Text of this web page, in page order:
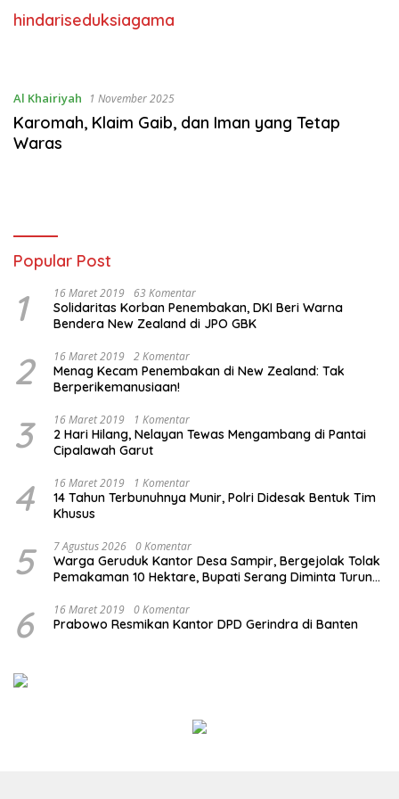
hindariseduksiagama
Al Khairiyah 1 November 2025
Karomah, Klaim Gaib, dan Iman yang Tetap
Waras
Popular Post
1 16 Maret 2019 63 Komentar
Solidaritas Korban Penembakan, DKI Beri Warna
Bendera New Zealand di JPO GBK
2 16 Maret 2019 2 Komentar
Menag Kecam Penembakan di New Zealand: Tak
Berperikemanusiaan!
3 16 Maret 2019 1 Komentar
2 Hari Hilang, Nelayan Tewas Mengambang di Pantai
Cipalawah Garut
4 16 Maret 2019 1 Komentar
14 Tahun Terbunuhnya Munir, Polri Didesak Bentuk Tim
Khusus
5 7 Agustus 2026 0 Komentar
Warga Geruduk Kantor Desa Sampir, Bergejolak Tolak
Pemakaman 10 Hektare, Bupati Serang Diminta Turun
6 16 Maret 2019 0 Komentar
Prabowo Resmikan Kantor DPD Gerindra di Banten